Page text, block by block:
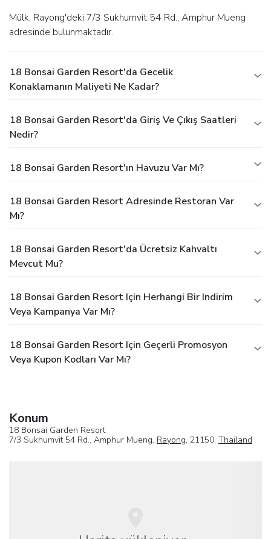
Mülk, Rayong'deki 7/3 Sukhumvit 54 Rd., Amphur Mueng
adresinde bulunmaktadır.
18 Bonsai Garden Resort'da Gecelik
Konaklamanın Maliyeti Ne Kadar?
18 Bonsai Garden Resort'da Giriş Ve Çıkış Saatleri
Nedir?
18 Bonsai Garden Resort'ın Havuzu Var Mı?
18 Bonsai Garden Resort Adresinde Restoran Var
Mı?
18 Bonsai Garden Resort'da Ücretsiz Kahvaltı
Mevcut Mu?
18 Bonsai Garden Resort Için Herhangi Bir Indirim
Veya Kampanya Var Mı?
18 Bonsai Garden Resort Için Geçerli Promosyon
Veya Kupon Kodları Var Mı?
Konum
18 Bonsai Garden Resort
7/3 Sukhumvit 54 Rd., Amphur Mueng, Rayong, 21150, Thailand